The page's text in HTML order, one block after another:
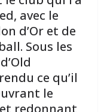
avec le
d’Or et de
Sous les
ce qu’il
le
redonnant